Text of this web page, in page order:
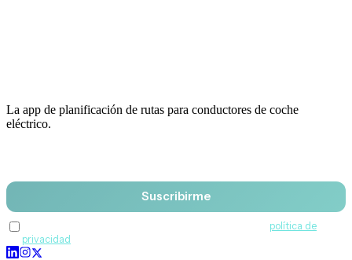
La app de planificación de rutas para conductores de coche
eléctrico.
Suscribirme
política de
privacidad